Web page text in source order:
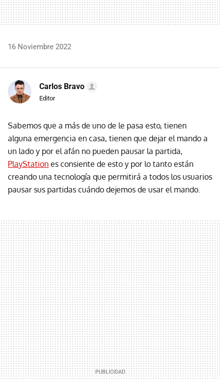
16 Noviembre 2022
Carlos Bravo
Editor
Sabemos que a más de uno de le pasa esto, tienen
alguna emergencia en casa, tienen que dejar el mando a
un lado y por el afán no pueden pausar la partida,
PlayStation es consiente de esto y por lo tanto están
creando una tecnología que permitirá a todos los usuarios
pausar sus partidas cuándo dejemos de usar el mando.